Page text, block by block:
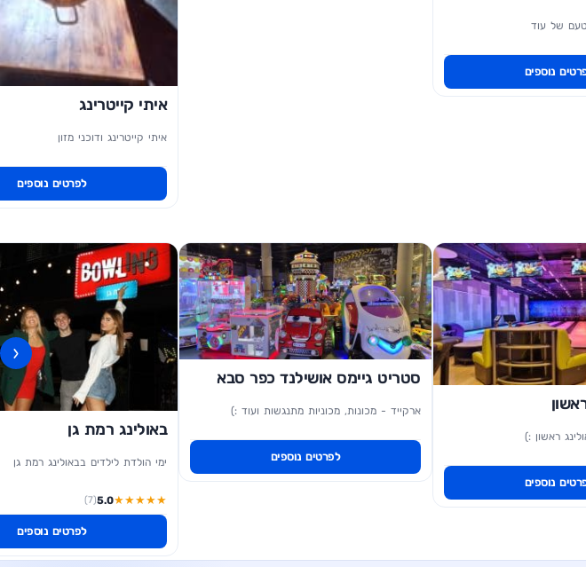
טעם של עוד
נוספים
איתי קייטרינג
איתי קייטרינג ודוכני מזון
לפרטים נוספים
ראשון :)
נוספים
סטריט גיימס אושילנד כפר סבא
ארקייד - מכונות, מכוניות מתנגשות ועוד :)
לפרטים נוספים
באולינג רמת גן
ימי הולדת לילדים בבאולינג רמת גן
★
★
★
★
★
5.0
(7)
לפרטים נוספים
‹